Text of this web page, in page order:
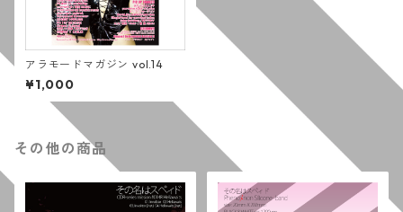
アラモードマガジン vol.14
¥1,000
その他の商品